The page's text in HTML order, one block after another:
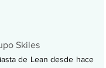
Skiles
de Lean desde hace